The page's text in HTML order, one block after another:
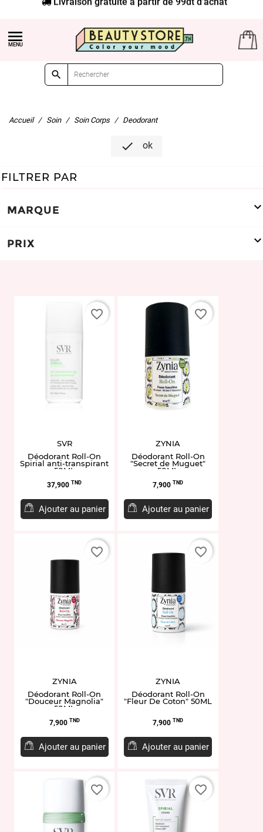


Accueil Soin Soin Corps Deodorant
 ok
FILTRER PAR
MARQUE
PRIX
SVR
Déodorant Roll-On
Spirial anti-transpirant
50ML
Prix
37,900 TND
Ajouter au panier
favorite_border
ZYNIA
Déodorant Roll-On
"Secret de Muguet"
50ML
Prix
7,900 TND
Ajouter au panier
favorite_border
ZYNIA
Déodorant Roll-On
"Douceur Magnolia"
50ML
Prix
7,900 TND
Ajouter au panier
favorite_border
ZYNIA
Déodorant Roll-On
"Fleur De Coton" 50ML
Prix
7,900 TND
Ajouter au panier
favorite_border
favorite_border favorite_border